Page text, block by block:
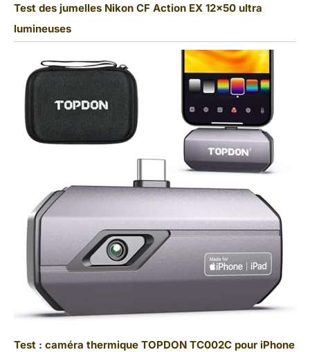
Test des jumelles Nikon CF Action EX 12×50 ultra
lumineuses
Test : caméra thermique TOPDON TC002C pour iPhone